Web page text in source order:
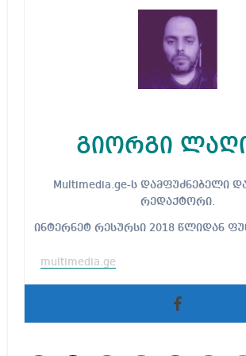
გიორგი
Multimedia.ge-ს დამფუძნებელი და მთავარი
რედაქტორი.
ინტერნეტ რესურსი 2018 წლიდან
multimedia.ge